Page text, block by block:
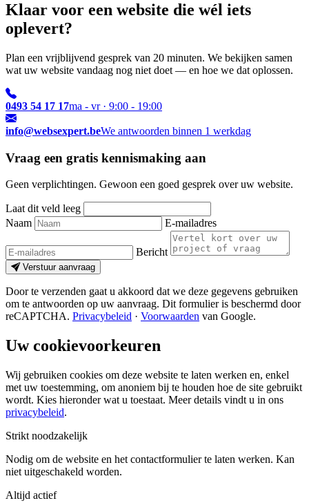
Klaar voor een website die wél iets
oplevert?
Plan een vrijblijvend gesprek van 20 minuten. We bekijken samen
wat uw website vandaag nog niet doet — en hoe we dat oplossen.
0493 54 17 17ma - vr · 9:00 - 19:00
info@websexpert.beWe antwoorden binnen 1 werkdag
Vraag een gratis kennismaking aan
Geen verplichtingen. Gewoon een goed gesprek over uw website.
Laat dit veld leeg
Naam
E-mailadres
Bericht
Verstuur aanvraag
Door te verzenden gaat u akkoord dat we deze gegevens gebruiken
om te antwoorden op uw aanvraag. Dit formulier is beschermd door
reCAPTCHA. Privacybeleid · Voorwaarden van Google.
Uw cookievoorkeuren
Wij gebruiken cookies om deze website te laten werken en, enkel
met uw toestemming, om anoniem bij te houden hoe de site gebruikt
wordt. Kies hieronder wat u toestaat. Meer details vindt u in ons
privacybeleid.
Strikt noodzakelijk
Nodig om de website en het contactformulier te laten werken. Kan
niet uitgeschakeld worden.
Altijd actief